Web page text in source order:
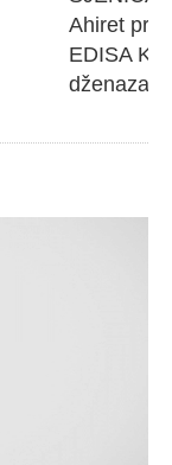
Ahiret
EDISA
dženaza